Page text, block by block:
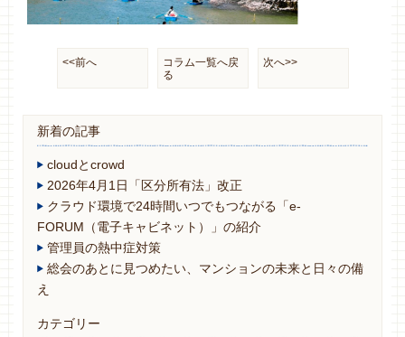
<<前へ
コラム一覧へ戻
る
次へ>>
新着の記事
cloudとcrowd
2026年4月1日「区分所有法」改正
クラウド環境で24時間いつでもつながる「e-
FORUM（電子キャビネット）」の紹介
管理員の熱中症対策
総会のあとに見つめたい、マンションの未来と日々の備
え
カテゴリー